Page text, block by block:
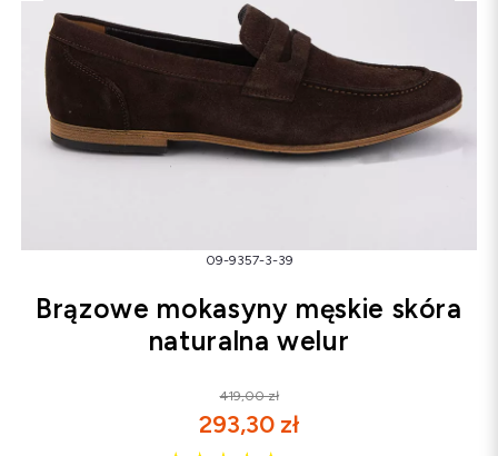
09-9357-3-39
Brązowe mokasyny męskie skóra
naturalna welur
419,00 zł
293,30 zł
Śniegowce
Sandały
Klapki
Śniegowce
Baleriny